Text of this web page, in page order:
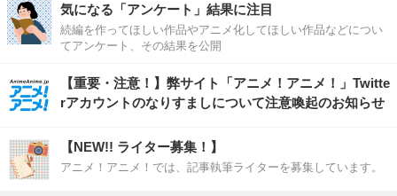
気になる「アンケート」結果に注目
続編を作ってほしい作品やアニメ化してほしい作品などについ
てアンケート、その結果を公開
【重要・注意！】弊サイト「アニメ！アニメ！」Twitte
rアカウントのなりすましについて注意喚起のお知らせ
【NEW!! ライター募集！】
アニメ！アニメ！では、記事執筆ライターを募集しています。